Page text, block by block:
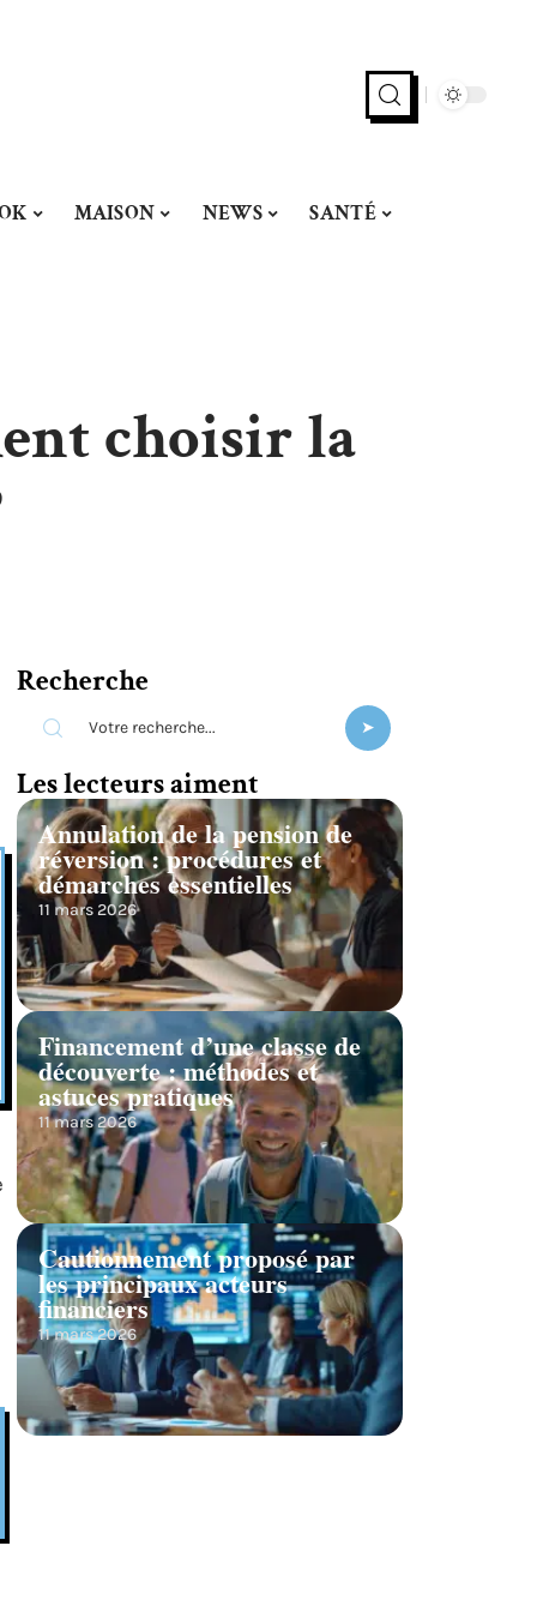
MAISON NEWS SANTÉ
choisir la
Recherche
Les lecteurs aiment
Annulation de la pension de
réversion : procédures et
démarches essentielles
11 mars 2026
Financement d’une classe de
découverte : méthodes et
astuces pratiques
11 mars 2026
Cautionnement proposé par
les principaux acteurs
financiers
11 mars 2026